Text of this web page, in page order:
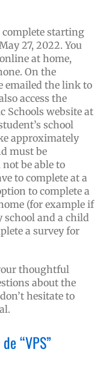
complete starting
27, 2022. You
at home,
On the
emailed the link to
access the
Schools website at
school
approximately
must be
be able to
to complete at a
to complete a
(for example if
school and a child
a survey for
thoughtful
about the
hesitate to
“VPS”